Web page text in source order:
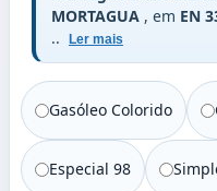
MORTAGUA , em EN
..
Ler mais
Gasóleo Colorido
Especial 98